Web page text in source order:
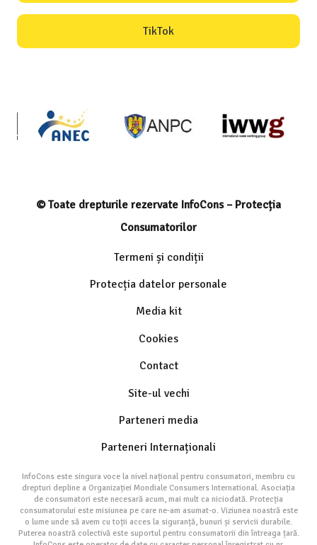
TikTok
© Toate drepturile rezervate InfoCons – Protecția
Consumatorilor
Termeni și condiții
Protecția datelor personale
Media kit
Cookies
Contact
Site-ul vechi
Parteneri media
Parteneri Internaționali
InfoCons este singura voce la nivel național pentru consumatori, membru cu
drepturi depline a Organizației Mondiale Consumers International. Asociația
de consumatori este necesară acum, mai mult ca niciodată. Protecția
consumatorului este misiunea pe care ne-am asumat-o. Viziunea noastră este
o lume unde să avem cu toții acces la siguranță, bunuri și servicii durabile.
Puterea noastră colectivă este suportul pentru consumatorii din întreaga țară.